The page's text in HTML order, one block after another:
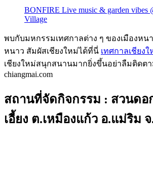
BONFIRE Live music & garden vibes
Village
พบกับมหกรรมเทศกาลต่าง ๆ ของเมืองหน
หนาว สัมผัสเชียงใหม่ได้ที่นี่ เทศกาลเชียงใ
เชียงใหม่สนุกสนานมากยิ่งขึ้นอย่าลืมติดต
chiangmai.com
สถานที่จัดกิจกรรม : สวนดอ
เอี้ยง ต.เหมืองแก้ว อ.แม่ริม